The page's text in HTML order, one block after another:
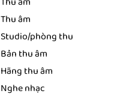
Thu âm
Studio/phòng thu
Bản thu âm
Hãng thu âm
Nghe nhạc